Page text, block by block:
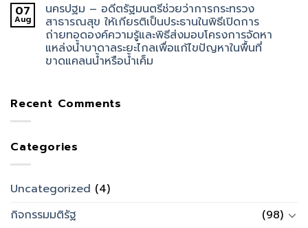
07
Aug
นครปฐม – อดีตรัฐมนตรีช่วยว่าการกระทรวง
สาธารณสุข ให้เกียรติเป็นประธานในพิธีเปิดการ
ถ่ายทอดองค์ความรู้และพิธีส่งมอบโครงการจัดหา
แหล่งน้ำบาดาลระยะไกลเพื่อแก้ไขปัญหาในพื้นที่
ขาดแคลนน้ำหรือน้ำเค็ม
Recent Comments
Categories
Uncategorized (4)
กิจกรรมมติรัฐ
(98)